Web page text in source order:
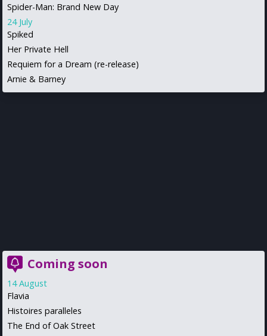
Spider-Man: Brand New Day
24 July
Spiked
Her Private Hell
Requiem for a Dream (re-release)
Arnie & Barney
Coming soon
14 August
Flavia
Histoires paralleles
The End of Oak Street